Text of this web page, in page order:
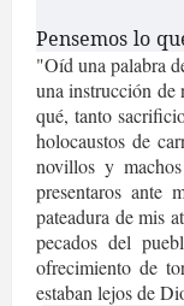
Pensemos lo
"Oíd una palabra
una instrucción
qué, tanto
holocaustos de
novillos y
presentaros ante
pateadura de mis
pecados del
ofrecimiento de
estaban lejos de